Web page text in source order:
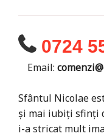
0724
Email:
Sfântul Nicolae
şi mai iubiţi sfinţi
i-a stricat mult